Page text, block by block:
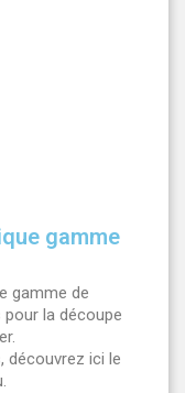
gamme
gamme de
la découpe
découvrez ici le